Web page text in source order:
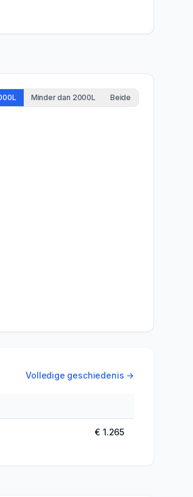
Minder dan 2000L Beide
Volledige geschiedenis →
€ 1.265